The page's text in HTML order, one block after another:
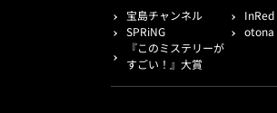
宝島チャンネル InRed
SPRiNG
otona
『このミステリーが
すごい！』大賞